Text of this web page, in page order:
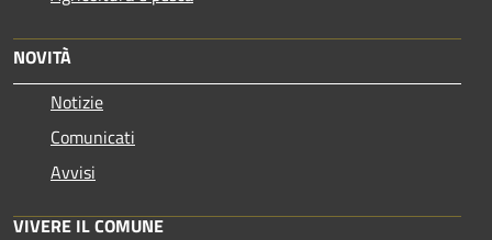
NOVITÀ
Notizie
Comunicati
Avvisi
VIVERE IL COMUNE